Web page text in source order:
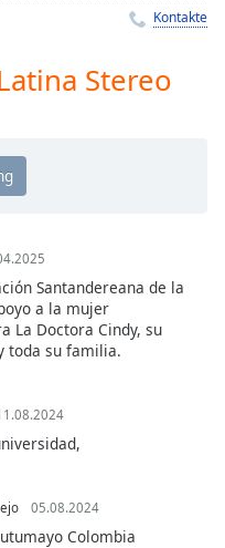
Kontakte
Stereo
Santandereana de la
a la mujer
La Doctora Cindy, su
toda su familia.
05.08.2024
Colombia